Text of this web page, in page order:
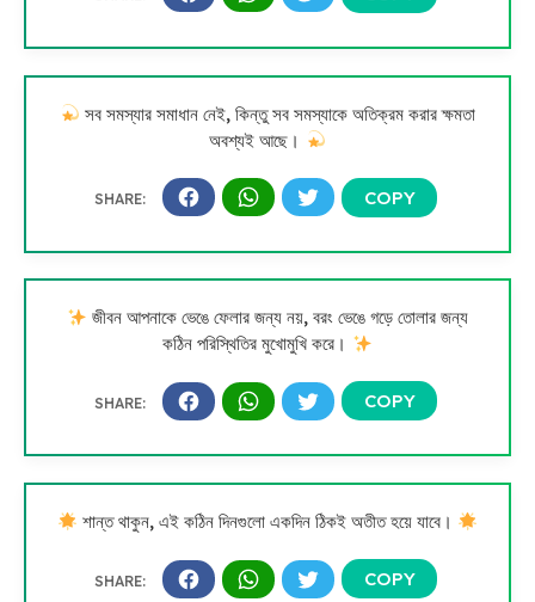
সব সমস্যার সমাধান নেই, কিন্তু সব সমস্যাকে অতিক্রম করার ক্ষমতা
অবশ্যই আছে।
জীবন আপনাকে ভেঙে ফেলার জন্য নয়, বরং ভেঙে গড়ে তোলার জন্য
কঠিন পরিস্থিতির মুখোমুখি করে।
শান্ত থাকুন, এই কঠিন দিনগুলো একদিন ঠিকই অতীত হয়ে যাবে।